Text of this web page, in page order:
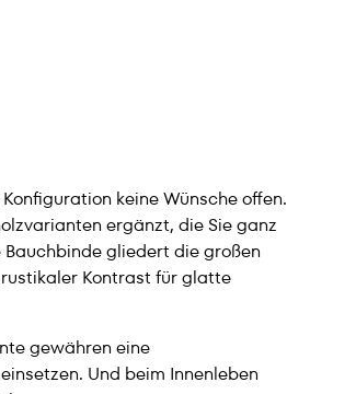
keine Wünsche offen.
ergänzt, die Sie ganz
gliedert die großen
Kontrast für glatte
gewähren eine
Und beim Innenleben